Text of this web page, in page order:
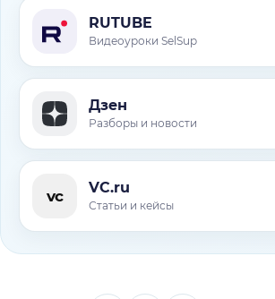
RUTUBE
Видеоуроки SelSup
Дзен
Разборы и новости
vc VC.ru
Статьи и кейсы